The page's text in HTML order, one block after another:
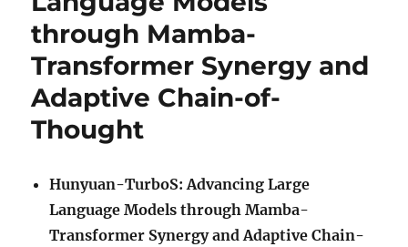
Makes
Multilingual
Reasoners
に
through Mamba-
Transformer Synergy and
Adaptive Chain-of-
Thought
Hunyuan-TurboS: Advancing Large
Language Models through Mamba-
Transformer Synergy and Adaptive Chain-